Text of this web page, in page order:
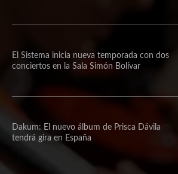
El Sistema inicia nueva temporada con dos
conciertos en la Sala Simón Bolívar
Dakum: El nuevo álbum de Prisca Dávila
tendrá gira en España